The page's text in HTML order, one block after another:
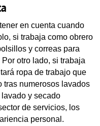
en cuenta cuando
si trabaja como obrero
y correas para
otro lado, si trabaja
ropa de trabajo que
tras numerosos lavados
y secado
de servicios, los
personal.